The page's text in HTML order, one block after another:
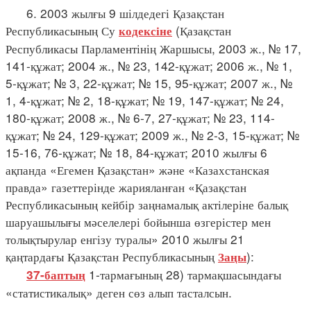
6. 2003 жылғы 9 шілдедегі Қазақстан
Республикасының Су кодексіне (Қазақстан
Республикасы Парламентінің Жаршысы, 2003 ж., № 17,
141-құжат; 2004 ж., № 23, 142-құжат; 2006 ж., № 1,
5-құжат; № 3, 22-құжат; № 15, 95-құжат; 2007 ж., №
1, 4-құжат; № 2, 18-құжат; № 19, 147-құжат; № 24,
180-құжат; 2008 ж., № 6-7, 27-құжат; № 23, 114-
құжат; № 24, 129-құжат; 2009 ж., № 2-3, 15-құжат; №
15-16, 76-құжат; № 18, 84-құжат; 2010 жылғы 6
ақпанда «Егемен Қазақстан» және «Казахстанская
правда» газеттерінде жарияланған «Қазақстан
Республикасының кейбір заңнамалық актілеріне балық
шаруашылығы мәселелері бойынша өзгерістер мен
толықтырулар енгізу туралы» 2010 жылғы 21
қаңтардағы Қазақстан Республикасының Заңы):
37-баптың 1-тармағының 28) тармақшасындағы
«статистикалық» деген сөз алып тасталсын.